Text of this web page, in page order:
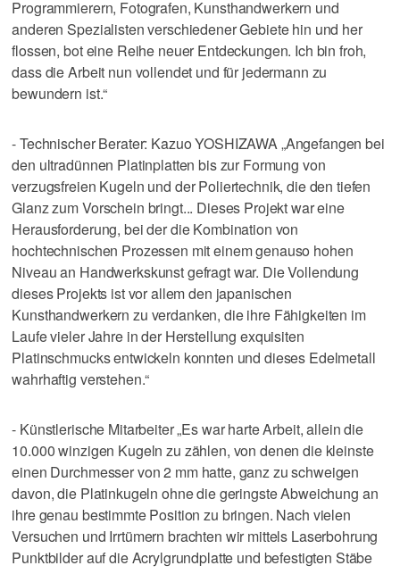
Programmierern, Fotografen, Kunsthandwerkern und
anderen Spezialisten verschiedener Gebiete hin und her
flossen, bot eine Reihe neuer Entdeckungen. Ich bin froh,
dass die Arbeit nun vollendet und für jedermann zu
bewundern ist.“
- Technischer Berater: Kazuo YOSHIZAWA „Angefangen bei
den ultradünnen Platinplatten bis zur Formung von
verzugsfreien Kugeln und der Poliertechnik, die den tiefen
Glanz zum Vorschein bringt... Dieses Projekt war eine
Herausforderung, bei der die Kombination von
hochtechnischen Prozessen mit einem genauso hohen
Niveau an Handwerkskunst gefragt war. Die Vollendung
dieses Projekts ist vor allem den japanischen
Kunsthandwerkern zu verdanken, die ihre Fähigkeiten im
Laufe vieler Jahre in der Herstellung exquisiten
Platinschmucks entwickeln konnten und dieses Edelmetall
wahrhaftig verstehen.“
- Künstlerische Mitarbeiter „Es war harte Arbeit, allein die
10.000 winzigen Kugeln zu zählen, von denen die kleinste
einen Durchmesser von 2 mm hatte, ganz zu schweigen
davon, die Platinkugeln ohne die geringste Abweichung an
ihre genau bestimmte Position zu bringen. Nach vielen
Versuchen und Irrtümern brachten wir mittels Laserbohrung
Punktbilder auf die Acrylgrundplatte und befestigten Stäbe